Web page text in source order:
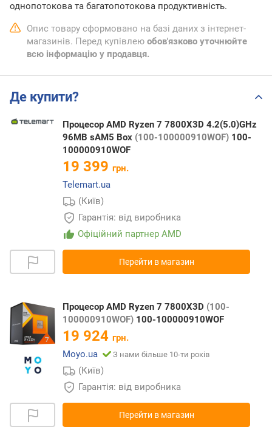
однопотокова та багатопотокова продуктивність.
Опис товару сформовано на базі даних з інтернет-
магазинів. Перед купівлею обов'язково уточнюйте
всю інформацію у продавця.
Де купити?
Процесор AMD Ryzen 7 7800X3D 4.2(5.0)GHz
96MB sAM5 Box (100-100000910WOF) 100-
100000910WOF
19 399 грн.
Telemart.ua
(Київ)
Гарантія: від виробника
Офіційний партнер AMD
Перейти в магазин
Процесор AMD Ryzen 7 7800X3D (100-
100000910WOF) 100-100000910WOF
19 924 грн.
Moyo.ua
З нами більше 10-ти років
(Київ)
Гарантія: від виробника
Перейти в магазин